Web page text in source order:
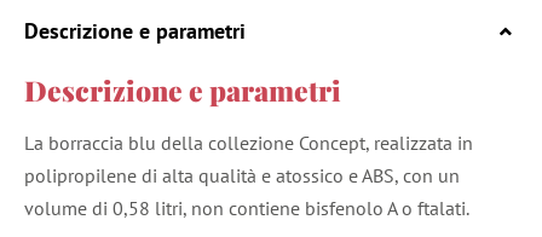
Descrizione e parametri
Descrizione e parametri
La borraccia blu della collezione Concept, realizzata in
polipropilene di alta qualità e atossico e ABS, con un
volume di 0,58 litri, non contiene bisfenolo A o ftalati.